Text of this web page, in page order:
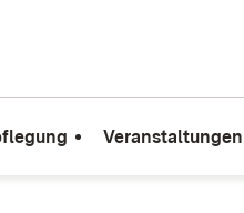
Veranstaltungen